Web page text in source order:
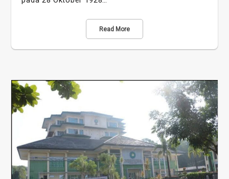
Read More